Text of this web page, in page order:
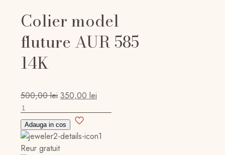
Colier model
fluture AUR 585
14K
500,00lei Prețul
a
fost:
350,00 lei
350,00 lei.
Cantitate
Colier
model
fluture
Adauga in cos
Reur gratuit